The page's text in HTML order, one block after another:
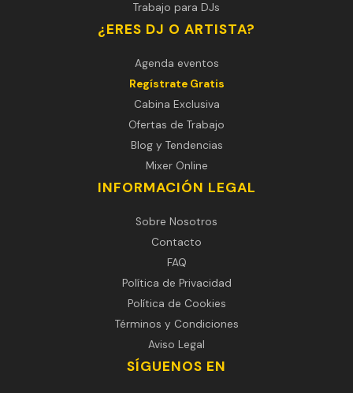
Trabajo para DJs
¿ERES DJ O ARTISTA?
Agenda eventos
Regístrate Gratis
Cabina Exclusiva
Ofertas de Trabajo
Blog y Tendencias
Mixer Online
INFORMACIÓN LEGAL
Sobre Nosotros
Contacto
FAQ
Política de Privacidad
Política de Cookies
Términos y Condiciones
Aviso Legal
SÍGUENOS EN